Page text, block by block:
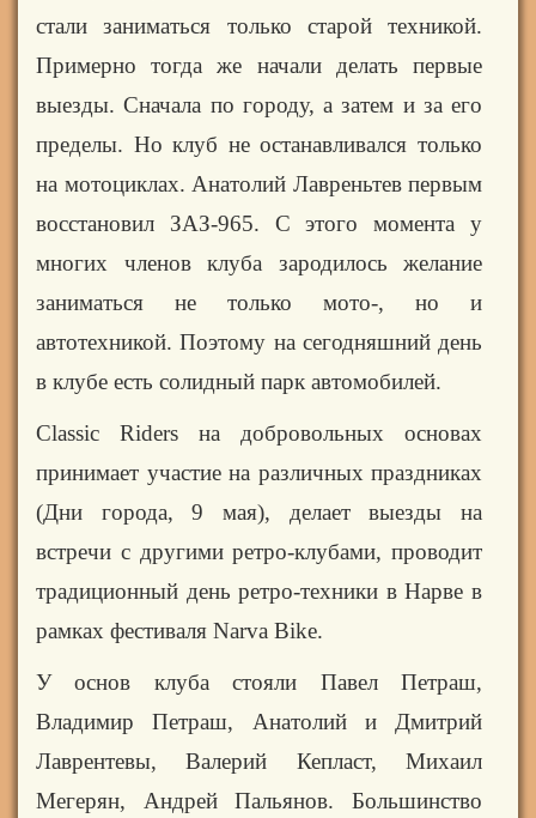
стали заниматься только старой техникой.
Примерно тогда же начали делать первые
выезды. Сначала по городу, а затем и за его
пределы. Но клуб не останавливался только
на мотоциклах. Анатолий Лавреньтев первым
восстановил ЗАЗ-965. С этого момента у
многих членов клуба зародилось желание
заниматься не только мото-, но и
автотехникой. Поэтому на сегодняшний день
в клубе есть солидный парк автомобилей.
Classic Riders на добровольных основах
принимает участие на различных праздниках
(Дни города, 9 мая), делает выезды на
встречи c другими ретро-клубами, проводит
традиционный день ретро-техники в Нарве в
рамках фестиваля Narva Bike.
У основ клуба стояли Павел Петраш,
Владимир Петраш, Анатолий и Дмитрий
Лаврентевы, Валерий Кепласт, Михаил
Мегерян, Андрей Пальянов. Большинство